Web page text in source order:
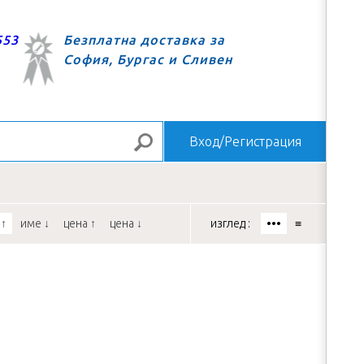
Безплатна доставка за
София, Бургас и Сливен
Търсене
Вход/Регистрация
име ↓ цена ↑ цена ↓ изглед : ••• ≡